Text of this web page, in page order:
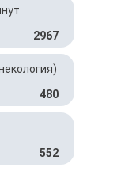
2967
480
552